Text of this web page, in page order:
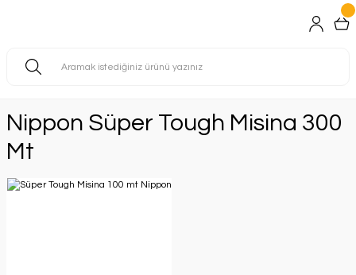
Nippon Süper Tough Misina 300
Mt